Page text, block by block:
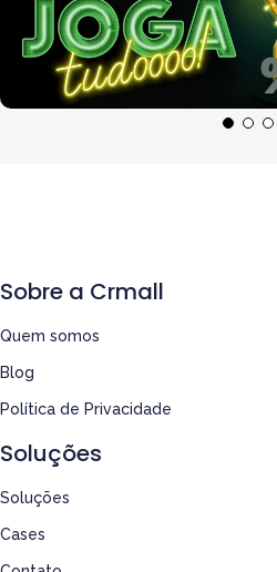
Soluções
Soluções
Cases
Sobre a Crmall
Quem somos
Blog
Política de Privacidade